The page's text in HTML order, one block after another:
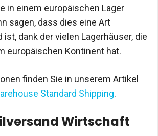
in einem europäischen Lager
sagen, dass dies eine Art
ist, dank der vielen Lagerhäuser, die
europäischen Kontinent hat.
finden Sie in unserem Artikel
Standard Shipping.
Wirtschaft